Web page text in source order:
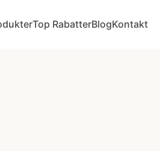
Top RabatterBlogKontakt